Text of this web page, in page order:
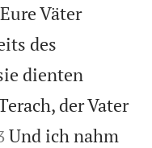
Väter
des
dienten
der Vater
Und ich nahm